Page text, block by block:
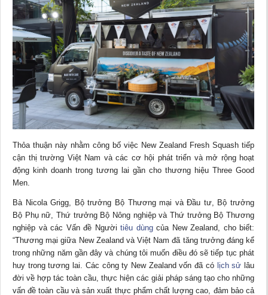
Thỏa thuận này nhằm công bố việc New Zealand Fresh Squash tiếp
cận thị trường Việt Nam và các cơ hội phát triển và mở rộng hoạt
động kinh doanh trong tương lai gần cho thương hiệu Three Good
Men.
Bà Nicola Grigg, Bộ trưởng Bộ Thương mại và Đầu tư, Bộ trưởng
Bộ Phụ nữ, Thứ trưởng Bộ Nông nghiệp và Thứ trưởng Bộ Thương
nghiệp và các Vấn đề Người tiêu dùngcủa New Zealand, cho biết:
“Thương mại giữa New Zealand và Việt Nam đã tăng trưởng đáng kể
trong những năm gần đây và chúng tôi muốn điều đó sẽ tiếp tục phát
huy trong tương lai. Các công ty New Zealand vốn đã có lịch sử lâu
đời về hợp tác toàn cầu, thực hiện các giải pháp sáng tạo cho những
vấn đề toàn cầu và sản xuất thực phẩm chất lượng cao, đảm bảo cả